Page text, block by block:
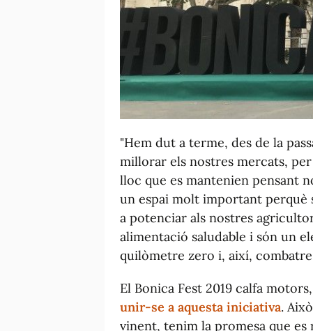
"Hem dut a terme, des de la
millorar els nostres mercats,
lloc que es mantenien pensant
un espai molt important perquè
a potenciar als nostres
alimentació saludable i són un
quilòmetre zero i, així,
El Bonica Fest 2019 calfa
unir-se a aquesta iniciativa.
vinent, tenim la promesa que